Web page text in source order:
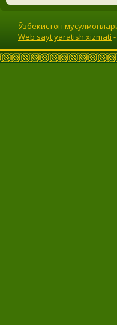
Ўзбекистон
Web sayt yaratish xizmati -